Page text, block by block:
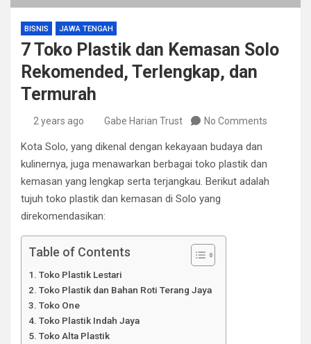
BISNIS JAWA TENGAH
7 Toko Plastik dan Kemasan Solo
Rekomended, Terlengkap, dan
Termurah
2 years ago Gabe Harian Trust No Comments
Kota Solo, yang dikenal dengan kekayaan budaya dan
kulinernya, juga menawarkan berbagai toko plastik dan
kemasan yang lengkap serta terjangkau. Berikut adalah
tujuh toko plastik dan kemasan di Solo yang
direkomendasikan:
Table of Contents
Toko Plastik Lestari
Toko Plastik dan Bahan Roti Terang Jaya
Toko One
Toko Plastik Indah Jaya
Toko Alta Plastik